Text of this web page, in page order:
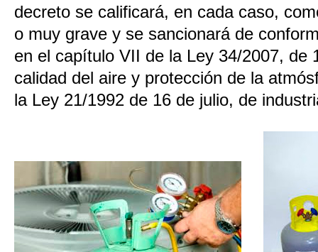
decreto se calificará, en cada caso,
o muy grave y se sancionará de
en el capítulo VII de la Ley 34/2007, de
calidad del aire y protección de la
la Ley 21/1992 de 16 de julio, de